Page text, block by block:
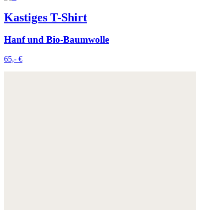
Kastiges T-Shirt
Hanf und Bio-Baumwolle
65,- €